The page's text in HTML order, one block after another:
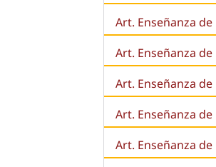
Art. Enseñanza
Art. Enseñanza
Art. Enseñanza de
Art. Enseñanza de
Art. Enseñanza